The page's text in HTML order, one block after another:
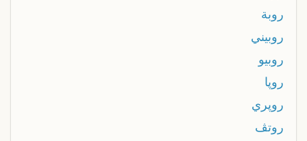
روبة
روبيني
روبيو
روپا
روپري
روتڤ